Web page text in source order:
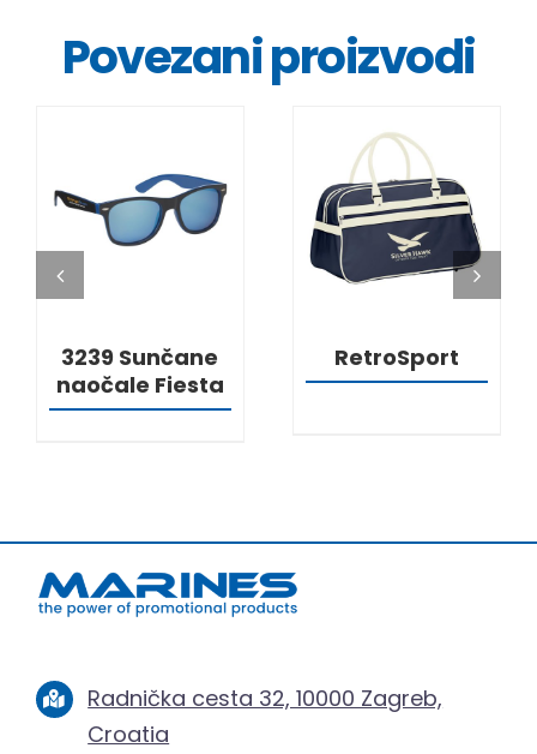
Povezani proizvodi
DETALJI
3239 Sunčane
naočale Fiesta
DETALJI
RetroSport
Radnička cesta 32, 10000 Zagreb,
Croatia